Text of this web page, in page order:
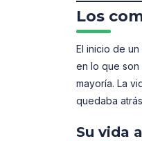
Los
El inicio de
en lo que son
mayoría. La
quedaba
Su vida